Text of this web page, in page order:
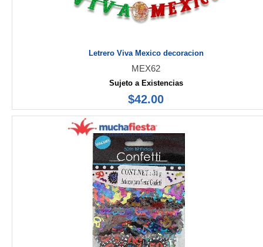
Letrero Viva Mexico decoracion
MEX62
Sujeto a Existencias
$42.00